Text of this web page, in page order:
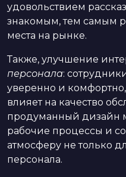
удовольствием
знакомым, тем самым
места на рынке.
Также, улучшение
персонала:
уверенно и
влияет на качество
продуманный дизайн
рабочие процессы и
атмосферу не только
персонала.